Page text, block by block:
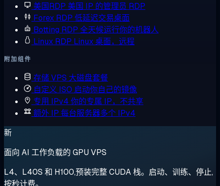
美国RDP 美国 IP 的管理员 RDP
Forex RDP 低延迟交易桌面
Botting RDP 全天候运行你的机器人
Linux RDP Linux 桌面，远程
附加组件
存储 VPS 大磁盘套餐
自定义 ISO 启动你自己的镜像
专用 IPv4 你的专属 IP，不共享
额外 IP 每台服务器多个 IPv4
新
面向 AI 工作负载的 GPU VPS
L4、L40S 和 H100,预装完整 CUDA 栈。启动、训练、停止,
按秒计费。